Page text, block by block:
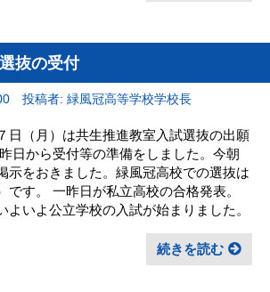
抜の受付
投稿者: 緑風冠高等学校学校長
日（月）は共生推進教室入試選抜の出願
日から受付等の準備をしました。今朝
示をおきました。緑風冠高校での選抜は
です。 一昨日が私立高校の合格発表。
よいよ公立学校の入試が始まりました。
続きを読む